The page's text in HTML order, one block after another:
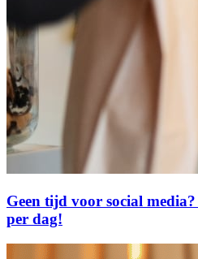
Geen tijd voor social
per dag!